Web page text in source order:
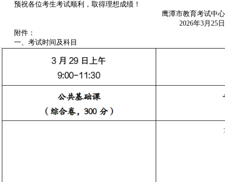
预祝各位考生考试顺利，取得理想成绩！
鹰潭市教育考试中心
2026年3月25日
附件：
一、考试时间及科目